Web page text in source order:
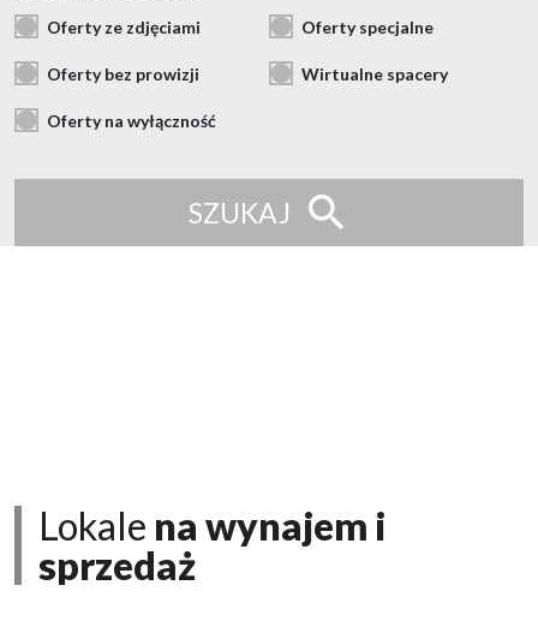
Oferty ze zdjęciami Oferty specjalne
Oferty bez prowizji Wirtualne spacery
Oferty na wyłączność
SZUKAJ
Lokale na wynajem i
sprzedaż